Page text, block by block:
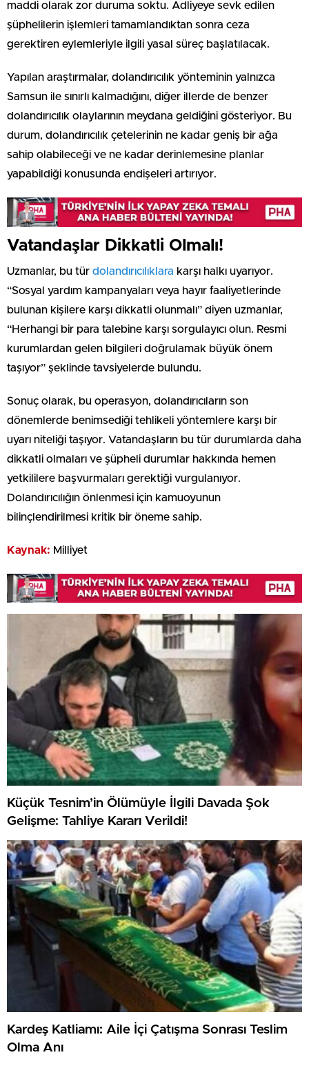
maddi olarak zor duruma soktu. Adliyeye sevk edilen
şüphelilerin işlemleri tamamlandıktan sonra ceza
gerektiren eylemleriyle ilgili yasal süreç başlatılacak.
Yapılan araştırmalar, dolandırıcılık yönteminin yalnızca
Samsun ile sınırlı kalmadığını, diğer illerde de benzer
dolandırıcılık olaylarının meydana geldiğini gösteriyor. Bu
durum, dolandırıcılık çetelerinin ne kadar geniş bir ağa
sahip olabileceği ve ne kadar derinlemesine planlar
yapabildiği konusunda endişeleri artırıyor.
Vatandaşlar Dikkatli Olmalı!
Uzmanlar, bu tür dolandırıcılıklara karşı halkı uyarıyor.
“Sosyal yardım kampanyaları veya hayır faaliyetlerinde
bulunan kişilere karşı dikkatli olunmalı” diyen uzmanlar,
“Herhangi bir para talebine karşı sorgulayıcı olun. Resmi
kurumlardan gelen bilgileri doğrulamak büyük önem
taşıyor” şeklinde tavsiyelerde bulundu.
Sonuç olarak, bu operasyon, dolandırıcıların son
dönemlerde benimsediği tehlikeli yöntemlere karşı bir
uyarı niteliği taşıyor. Vatandaşların bu tür durumlarda daha
dikkatli olmaları ve şüpheli durumlar hakkında hemen
yetkililere başvurmaları gerektiği vurgulanıyor.
Dolandırıcılığın önlenmesi için kamuoyunun
bilinçlendirilmesi kritik bir öneme sahip.
Kaynak: Milliyet
Küçük Tesnim’in Ölümüyle İlgili Davada Şok
Gelişme: Tahliye Kararı Verildi!
Kardeş Katliamı: Aile İçi Çatışma Sonrası Teslim
Olma Anı